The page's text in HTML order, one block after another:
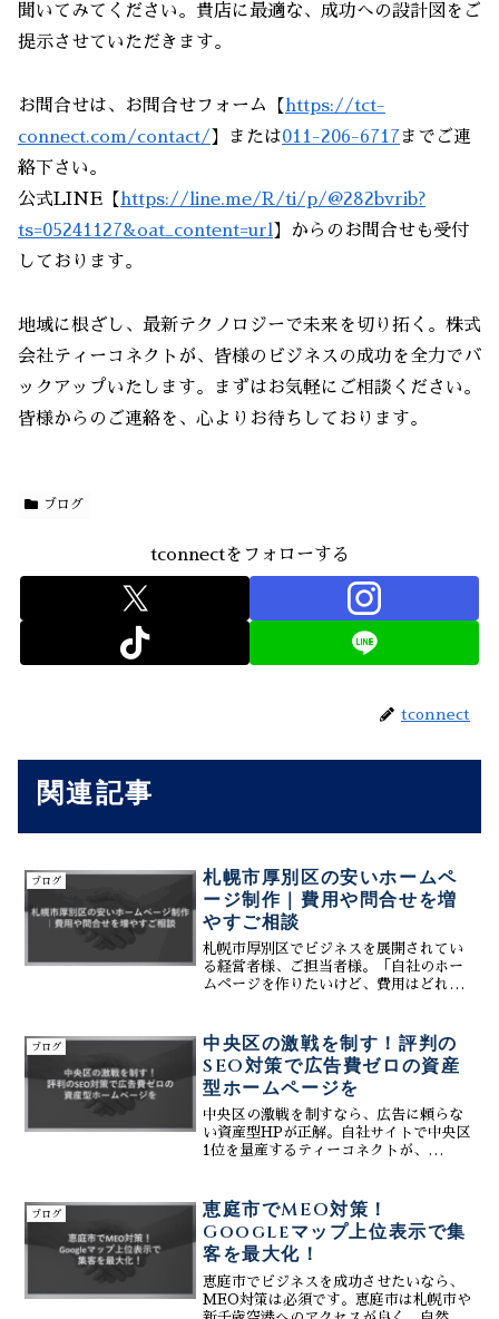
聞いてみてください。貴店に最適な、成功への設計図をご
提示させていただきます。
お問合せは、お問合せフォーム【 https://tct-
connect.com/contact/ 】または011-206-6717までご連
絡下さい。
公式LINE【 https://line.me/R/ti/p/@282bvrib?
ts=05241127&oat_content=url 】からのお問合せも受付
しております。
地域に根ざし、最新テクノロジーで未来を切り拓く。株式
会社ティーコネクトが、皆様のビジネスの成功を全力でバ
ックアップいたします。まずはお気軽にご相談ください。
皆様からのご連絡を、心よりお待ちしております。
ブログ
tconnectをフォローする
tconnect
関連記事
ブログ
札幌市厚別区の安いホームペ
ージ制作｜費用や問合せを増
やすご相談
札幌市厚別区でビジネスを展開されてい
る経営者様、ご担当者様。「自社のホー
ムページを作りたいけど、費用はどれく
い」「今のホームページから、もっと問
合せを増やしたい」――そ...
ブログ
中央区の激戦を制す！評判の
SEO対策で広告費ゼロの資産
型ホームページを
中央区の激戦を制すなら、広告に頼らな
い資産型HPが正解。自社サイトで中央区
1位を量産するティーコネクトが、
網羅した集客術を伝授。アルゴリズムを
味方に、安い料金で24時間働く最強の営
業マンを構築します。
ブログ
恵庭市でMEO対策！
Googleマップ上位表示で集
客を最大化！
恵庭市でビジネスを成功させたいなら、
MEO対策は必須です。恵庭市は札幌市や